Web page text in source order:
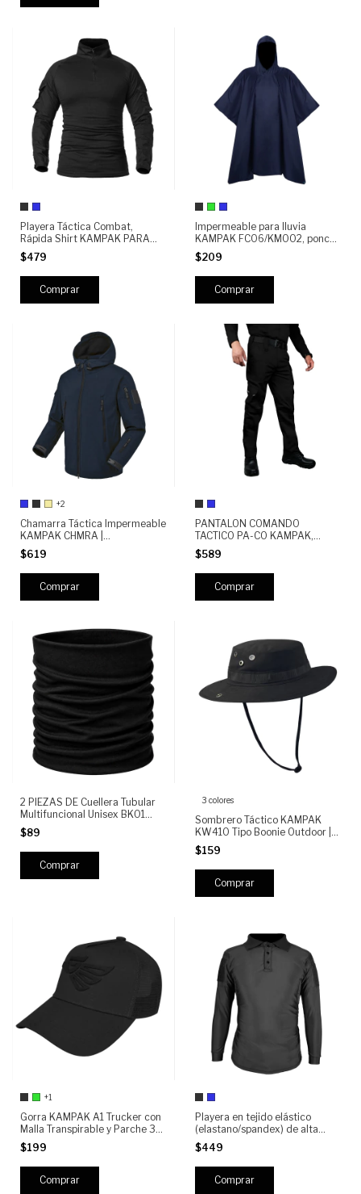
Playera Táctica Combat,
Rápida Shirt KAMPAK PARA
Hombre, Mujer- Manga Larga
Ripstop | Secado Rápido,
Resistente y Ligera
$479
Comprar
Impermeable para lluvia
KAMPAK FC06/KM002, poncho
resistente multiusos
$209
Comprar
+2
Chamarra Táctica Impermeable
KAMPAK CHMRA |
Rompeviento Outdoor,
Resistente y Ligera para Uso
Diario
$619
Comprar
PANTALON COMANDO
TACTICO PA-CO KAMPAK,
SEMIREPELENTE,
ANTIDESGARRE
$589
Comprar
2 PIEZAS DE Cuellera Tubular
Multifuncional Unisex BK01
KAMPAK | Deportivo Táctico
Outdoor para Moto, Ciclismo,
Running y Camping
$89
3 colores
Sombrero Táctico KAMPAK
KW410 Tipo Boonie Outdoor |
Protección Solar | Ventilado |
Ajustable con Barbiquejo
$159
Comprar
+1
Gorra KAMPAK A1 Trucker con
Malla Transpirable y Parche 3D
| Ajustable Tipo Snapback |
Gorra Deportiva y Urbana
Unisex
$199
Comprar
Playera en tejido elástico
(elastano/spandex) de alta
resistencia Tipo Polo Manga
Larga KAMPAK PLML Moda
Táctica Unisex
$449
Comprar